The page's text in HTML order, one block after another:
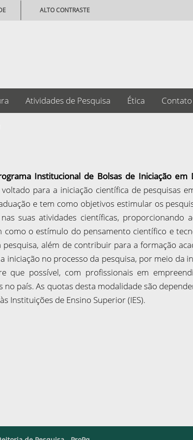
ALTO CONTRASTE
Atividades de Pesquisa Ética Contato
Institucional de Bolsas de Iniciação
para a iniciação científica de pesquisas
e tem como objetivos estimular os
suas atividades científicas, proporcionando
como o estímulo do pensamento científico e
pesquisa, além de contribuir para a formação
iniciação no processo da pesquisa, por meio da
que possível, com profissionais em
no país. As quotas desta modalidade são
Instituições de Ensino Superior (IES).